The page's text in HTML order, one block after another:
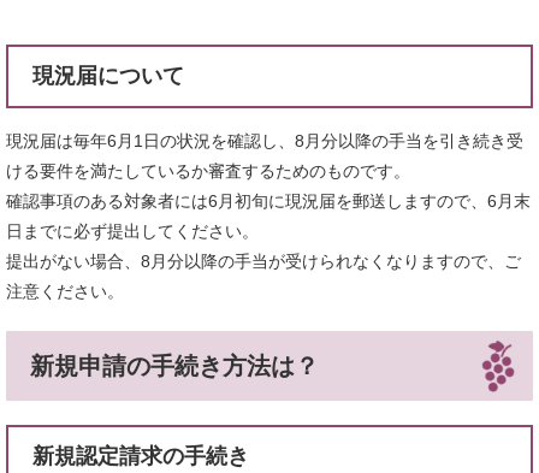
現況届について
現況届は毎年6月1日の状況を確認し、8月分以降の手当を引き続き受
ける要件を満たしているか審査するためのものです。
確認事項のある対象者には6月初旬に現況届を郵送しますので、6月末
日までに必ず提出してください。
提出がない場合、8月分以降の手当が受けられなくなりますので、ご
注意ください。
新規申請の手続き方法は？
新規認定請求の手続き